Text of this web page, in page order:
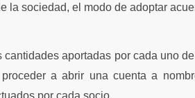
la sociedad, el modo de adoptar
aportadas por cada uno
a abrir una cuenta a
por cada socio.